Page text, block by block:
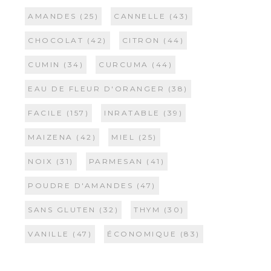
AMANDES (25) CANNELLE (43)
CHOCOLAT (42) CITRON (44)
CUMIN (34) CURCUMA (44)
EAU DE FLEUR D'ORANGER (38)
FACILE (157) INRATABLE (39)
MAIZENA (42) MIEL (25)
NOIX (31) PARMESAN (41)
POUDRE D'AMANDES (47)
SANS GLUTEN (32) THYM (30)
VANILLE (47) ÉCONOMIQUE (83)